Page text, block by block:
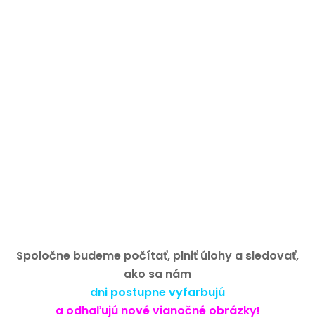
Spoločne budeme počítať, plniť úlohy a sledovať,
ako sa nám
dni postupne vyfarbujú
a odhaľujú nové vianočné obrázky!